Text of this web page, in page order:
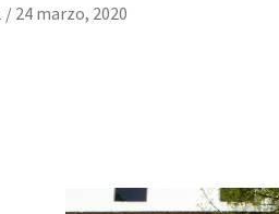
/ 24 marzo, 2020